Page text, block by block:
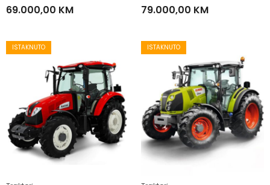
69.000,00 KM 79.000,00 KM
ISTAKNUTO ISTAKNUTO